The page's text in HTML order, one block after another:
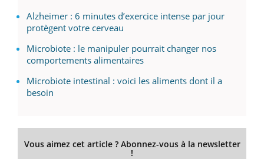
Alzheimer : 6 minutes d’exercice intense par jour
protègent votre cerveau
Microbiote : le manipuler pourrait changer nos
comportements alimentaires
Microbiote intestinal : voici les aliments dont il a
besoin
Vous aimez cet article ? Abonnez-vous à la newsletter
!